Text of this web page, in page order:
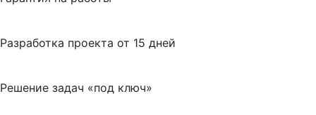
Разработка проекта от 15 дней
Решение задач «под ключ»